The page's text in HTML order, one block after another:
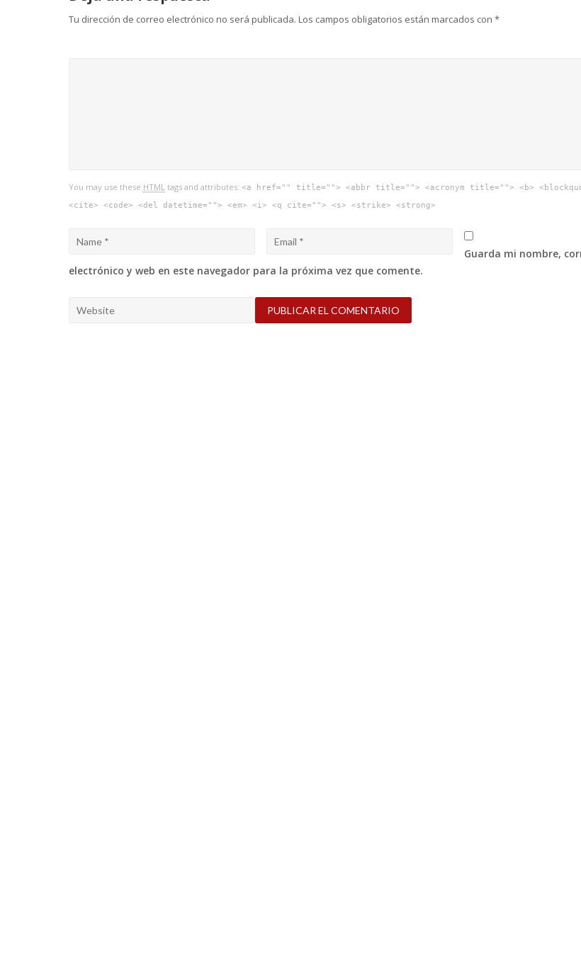
entradas
Tu dirección de correo electrónico no será publicada. Los campos obligatorios están marcados con *
You may use these HTMLtags and attributes: <a href="" title=""> <abbr title=""> <acronym title=""> <b>
<cite> <code> <del datetime=""> <em> <i> <q cite=""> <s> <strike> <strong>
Guarda mi nombre,
electrónico y web en este navegador para la próxima vez que comente.